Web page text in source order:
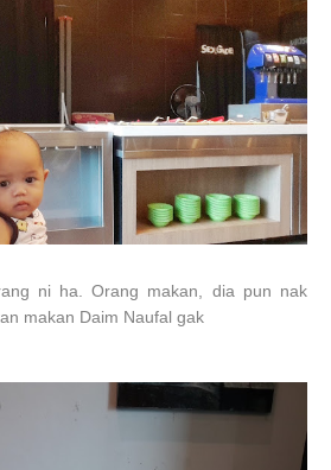
ni ha. Orang makan, dia pun nak
makan Daim Naufal gak